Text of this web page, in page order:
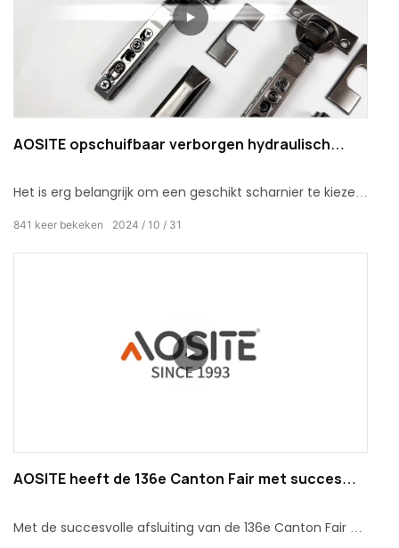
AOSITE opschuifbaar verborgen hydraulisch
Het is erg belangrijk om een ​​geschikt scharnier te kiezen
alleen de algehele esthetiek van de huisruimte
verbeteren, maar ook uw smaak en streven naar details
2024 10 31
841 keer bekeken
AOSITE heeft de 136e Canton Fair met succes
Met de succesvolle afsluiting van de 136e Canton Fair wil